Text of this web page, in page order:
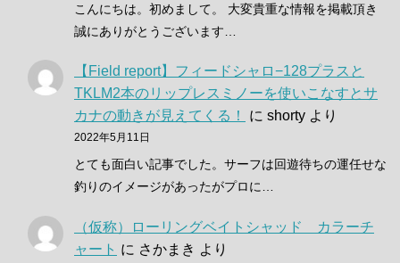
こんにちは。初めまして。 大変貴重な情報を掲載頂き
誠にありがとうございます…
【Field report】フィードシャロ−128プラスと
TKLM2本のリップレスミノーを使いこなすとサ
カナの動きが見えてくる！
に shorty より
2022年5月11日
とても面白い記事でした。サーフは回遊待ちの運任せな
釣りのイメージがあったがプロに…
（仮称）ローリングベイトシャッド カラーチ
ャート に さかまき より